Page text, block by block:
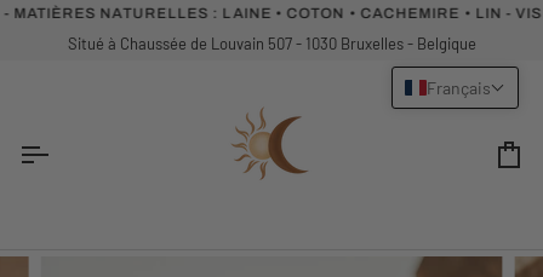
Passer
NATURELLES :LAINE • COTON • CACHEMIRE • LIN -
Situé à Chaussée de Louvain 507 - 1030 Bruxelles - Belgique
Français